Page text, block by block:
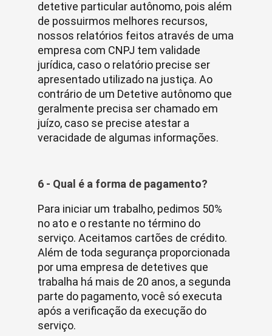
detetive particular autônomo, pois além
de possuirmos melhores recursos,
nossos relatórios feitos através de uma
empresa com CNPJ tem validade
jurídica, caso o relatório precise ser
apresentado utilizado na justiça. Ao
contrário de um Detetive autônomo que
geralmente precisa ser chamado em
juízo, caso se precise atestar a
veracidade de algumas informações.
6 - Qual é a forma de pagamento?
Para iniciar um trabalho, pedimos 50%
no ato e o restante no término do
serviço. Aceitamos cartões de crédito.
Além de toda segurança proporcionada
por uma empresa de detetives que
trabalha há mais de 20 anos, a segunda
parte do pagamento, você só executa
após a verificação da execução do
serviço.